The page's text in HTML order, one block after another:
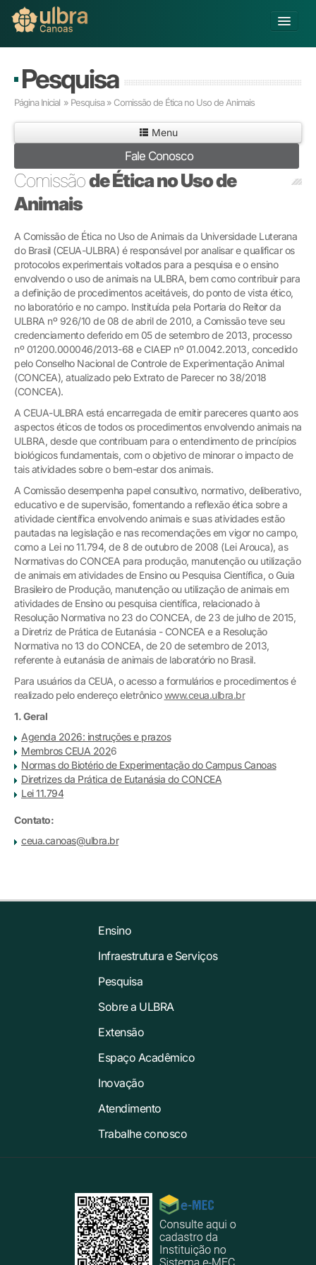
Buscar
Já sou Aluno
Matricule-se
Educação Básica
Graduação
Educação a Distância
Pesquisa
Extensão
Infraestrutura e Serviços
Inovação
Sobre a ULBRA
Pesquisa
Página Inicial » Pesquisa » Comissão de Ética no Uso de Animais
Menu
Fale Conosco
Comissãode Ética no Uso de
Animais
A Comissão de Ética no Uso de Animais da Universidade Luterana
do Brasil (CEUA-ULBRA) é responsável por analisar e qualificar os
protocolos experimentais voltados para a pesquisa e o ensino
envolvendo o uso de animais na ULBRA, bem como contribuir para
a definição de procedimentos aceitáveis, do ponto de vista ético,
no laboratório e no campo. Instituída pela Portaria do Reitor da
ULBRA nº 926/10 de 08 de abril de 2010, a Comissão teve seu
credenciamento deferido em 05 de setembro de 2013, processo
nº 01200.000046/2013-68 e CIAEP nº 01.0042.2013, concedido
pelo Conselho Nacional de Controle de Experimentação Animal
(CONCEA), atualizado pelo Extrato de Parecer no 38/2018
(CONCEA).
A CEUA-ULBRA está encarregada de emitir pareceres quanto aos
aspectos éticos de todos os procedimentos envolvendo animais na
ULBRA, desde que contribuam para o entendimento de princípios
biológicos fundamentais, com o objetivo de minorar o impacto de
tais atividades sobre o bem-estar dos animais.
A Comissão desempenha papel consultivo, normativo, deliberativo,
educativo e de supervisão, fomentando a reflexão ética sobre a
atividade científica envolvendo animais e suas atividades estão
pautadas na legislação e nas recomendações em vigor no campo,
como a Lei no 11.794, de 8 de outubro de 2008 (Lei Arouca), as
Normativas do CONCEA para produção, manutenção ou utilização
de animais em atividades de Ensino ou Pesquisa Científica, o Guia
Brasileiro de Produção, manutenção ou utilização de animais em
atividades de Ensino ou pesquisa científica, relacionado à
Resolução Normativa no 23 do CONCEA, de 23 de julho de 2015,
a Diretriz de Prática de Eutanásia - CONCEA e a Resolução
Normativa no 13 do CONCEA, de 20 de setembro de 2013,
referente à eutanásia de animais de laboratório no Brasil.
Para usuários da CEUA, o acesso a formulários e procedimentos é
realizado pelo endereço eletrônicowww.ceua.ulbra.br
1. Geral
Agenda 2026: instruções e prazos
Membros CEUA 2026
Normas do Biotério de Experimentação do Campus Canoas
Diretrizes da Prática de Eutanásia do CONCEA
Lei 11.794
Contato:
ceua.canoas@ulbra.br
Ensino
Infraestrutura e Serviços
Pesquisa
Sobre a ULBRA
Extensão
Espaço Acadêmico
Inovação
Atendimento
Trabalhe conosco